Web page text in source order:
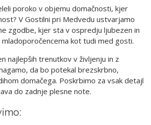
poroko v objemu domačnosti, kjer
V Gostilni pri Medvedu ustvarjamo
zgodbe, kjer sta v ospredju ljubezen in
kot tudi med gosti.
najlepših trenutkov v življenju in z
da bo potekal brezskrbno,
domačega. Poskrbimo za vsak detajl
do zadnje plesne note.